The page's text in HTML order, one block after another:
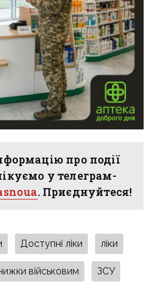
про події
у телеграм-
. Приєднуйтеся!
Доступні ліки ліки
військовим ЗСУ